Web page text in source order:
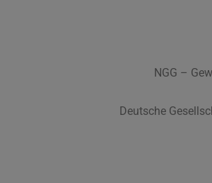
NGG –
Deutsche